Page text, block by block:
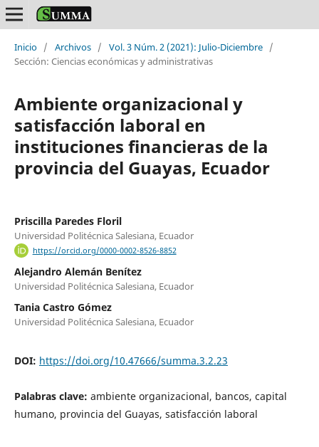
Inicio / Archivos / Vol. 3 Núm. 2 (2021): Julio-Diciembre /
Sección: Ciencias económicas y administrativas
Ambiente organizacional y
satisfacción laboral en
instituciones financieras de la
provincia del Guayas, Ecuador
Priscilla Paredes Floril
Universidad Politécnica Salesiana, Ecuador
https://orcid.org/0000-0002-8526-8852
Alejandro Alemán Benítez
Universidad Politécnica Salesiana, Ecuador
Tania Castro Gómez
Universidad Politécnica Salesiana, Ecuador
DOI: https://doi.org/10.47666/summa.3.2.23
Palabras clave: ambiente organizacional, bancos, capital
humano, provincia del Guayas, satisfacción laboral